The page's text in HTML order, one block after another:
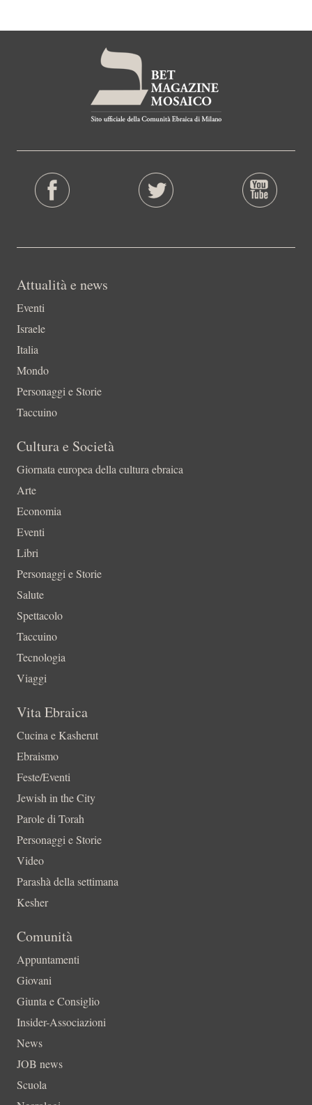
Attualità e news
Eventi
Israele
Italia
Mondo
Personaggi e Storie
Taccuino
Cultura e Società
Giornata europea della cultura ebraica
Arte
Economia
Eventi
Libri
Personaggi e Storie
Salute
Spettacolo
Taccuino
Tecnologia
Viaggi
Vita Ebraica
Cucina e Kasherut
Ebraismo
Feste/Eventi
Jewish in the City
Parole di Torah
Personaggi e Storie
Video
Parashà della settimana
Kesher
Comunità
Appuntamenti
Giovani
Giunta e Consiglio
Insider-Associazioni
News
JOB news
Scuola